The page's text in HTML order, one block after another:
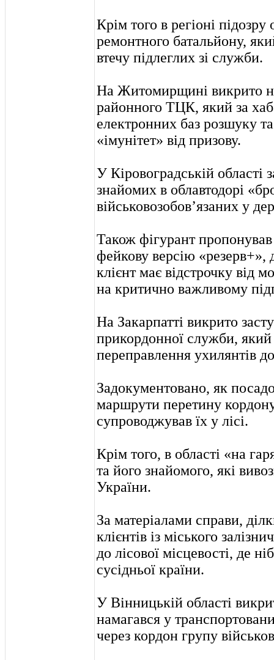
Крім того в регіоні
ремонтного батальйону,
втечу підлеглих зі служби.
На Житомирщині викрито
районного ТЦК, який за
електронних баз розшуку
«імунітет» від призову.
У Кіровоградській області
знайомих в облавтодорі
військовозобов’язаних у
Також фігурант
фейкову версію «резерв+»,
клієнт має відстрочку від
на критично важливому
На Закарпатті викрито
прикордонної служби, який
переправлення ухилянтів
Задокументовано, як
маршрути перетину
супроводжував їх у лісі.
Крім того, в області «на
та його знайомого, які
України.
За матеріалами справи,
клієнтів із міського
до лісової місцевості, де
сусідньої країни.
У Вінницькій області
намагався у
через кордон групу